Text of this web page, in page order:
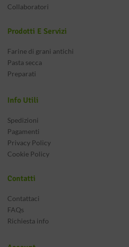
Collaboratori
Prodotti E Servizi
Farine di grani antichi
Pasta secca
Preparati
Info Utili
Spedizioni
Pagamenti
Privacy Policy
Cookie Policy
Contatti
Contattaci
FAQs
Richiesta info